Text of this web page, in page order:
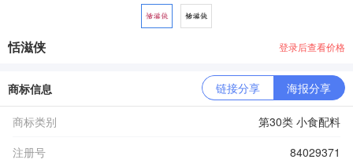
恬滋侠 登录后查看价格
商标信息 链接分享 海报分享
商标类别
第30类 小食配料
注册号
84029371